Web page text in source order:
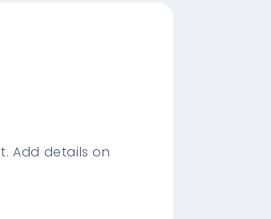
Add details on